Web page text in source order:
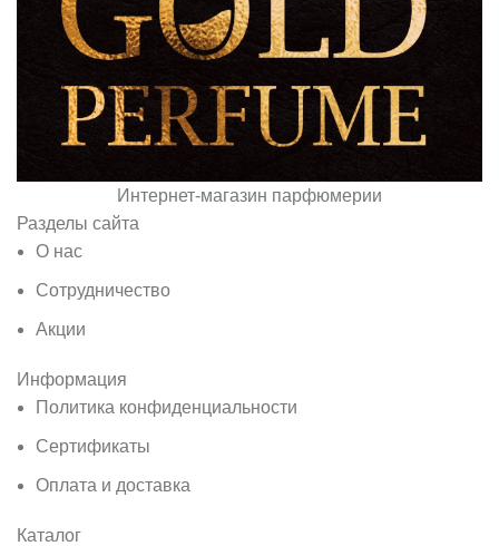
Интернет-магазин парфюмерии
Разделы сайта
О нас
Сотрудничество
Акции
Информация
Политика конфиденциальности
Сертификаты
Оплата и доставка
Каталог